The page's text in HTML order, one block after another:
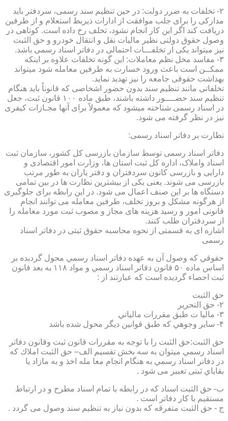
۲- تخلفات به ضرر دولت: در حین تنظیم سند رسمی، سردفتر باید
مدارکی را برای جلب موافقت از ادارات ذیربط استعلام و از طرفین
دریافت کند اگر این کار انجام نشود، تخلف رخ داده است. کوتاهی در
وصول حقوق دولتی نظیر مالیات نقل و انتقال خودرو و حق الثبت
نیز میتواند یکی از تخلفـــات احتمالی در دفاتر اسناد رسمی باشد.
۳- مفاسد مخل نظم معاملات: این گونه تخلفات علاوه بر اینکه
ممکــن است باعث ورود خسارت به طرفین معامله شود میتواند
بهداشت حقوقی جامعه را نیز تهدید نماید.
تخلفاتی مانند تنظیم سند بدون حضور اشخاصی که قانوناً باید هنگام
تنظیم سند حضــــور داشته باشند، طبق ماده ۱۰۰ قانون ثبت، جعل
در اسناد رسمی شناخته میشود که معمولاً برای آنها مجـازات کیفری
نیز در نظر گرفته می شود.
نظارت بر دفاتر اسناد رسمی:
دفاتر اسناد رسمی توسط سازمان بازرسی کل کشور، سازمان ثبت
اسناد واملاک، اداره کل ثبت استان ها، وزارت امور اقتصادی و
دارایی و بازرسی کانون سردفتران و دفتر یاران به طور مرتب
بازرسی می شوند. یعنی یکی از بیشترین نظارت ها در بین تمامی
دستگاه ها بر این صنف اعمال می شود. در این رابطه برای جلوگیری
از هرگونه مشکل و بروز تخلف، طرفین معامله می توانند انجام
قانونی امور و رسید هزینه های مجاز و مصوب ثبت مورد معامله را
از سردفتران طلب کنند.
اشاره ای به قسمتی از نحوه محاسبه حقوق ثبتی در دفاتر اسناد
رسمی
حقوقي كه وصول آن به عهده دفاتر اسناد رسمي محول گرديده بر
اساس ماده ۵۰ قانون دفاتر اسناد رسمي و مواد ۱۱۸ به بعد قانون
ثبت احصاء گرديده است كه عبارتند از :
حق الثبت
۲- حق التحرير
۳- ماليا ت طبق مقررات مالياتي
۴- ساير وجوهي كه طبق قوانين ديگر محول شده باشد
حق الثبت:حق الثبت را با توجه به مقررات قانون ثبت وقانون دفاتر
اسناد رسمي ميتوان به سه بخش تقسيم الف– حق الثبت املاك كه
در دفاتر اسناد رسمي به هنگام انجام معا مله اخذ و به مازاد يا
بقاياي ثبتی تعبیر می شود .
ب- حق الثبت اسناد كه در رابطه با تمام اسناد مطرح و در ارتباط
مستقيم با كار دفاتر است .
ج - حق الثبت متفرقه كه بدون نياز به تنظیم سند وصول می گردد .